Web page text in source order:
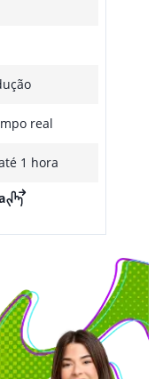
real
1 hora